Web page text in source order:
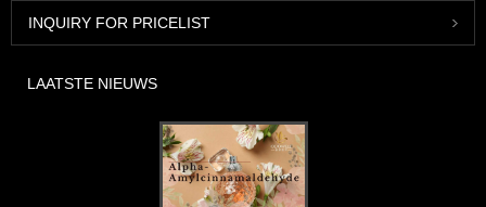
INQUIRY FOR PRICELIST
LAATSTE NIEUWS